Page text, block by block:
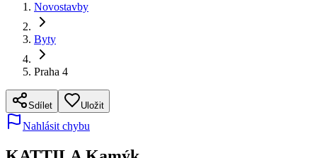
Novostavby
Byty
Praha 4
Sdílet Uložit
Nahlásit chybu